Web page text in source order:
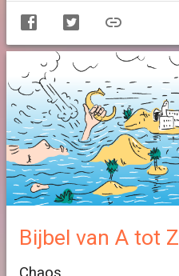
Bijbel van A tot Z